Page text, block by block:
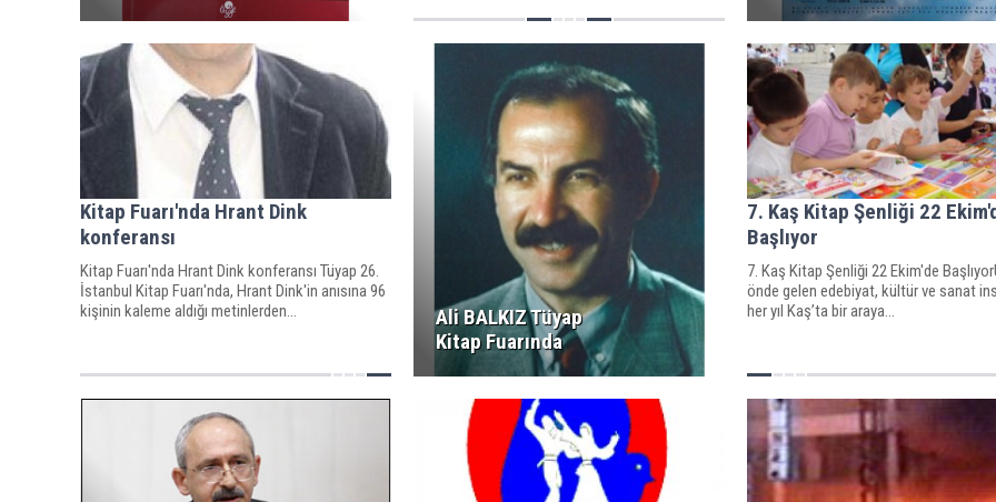
Kitap Fuarı'nda Hrant Dink
konferansı
Kitap Fuarı'nda Hrant Dink konferansı Tüyap 26.
İstanbul Kitap Fuarı'nda, Hrant Dink'in anısına 96
kişinin kaleme aldığı metinlerden...
Ali BALKIZ Tüyap
Kitap Fuarında
7. Kaş Kitap Şenliği 22
Başlıyor
7. Kaş Kitap Şenliği 22 Ekim'de
önde gelen edebiyat, kültür ve sanat
her yıl Kaş’ta bir araya...